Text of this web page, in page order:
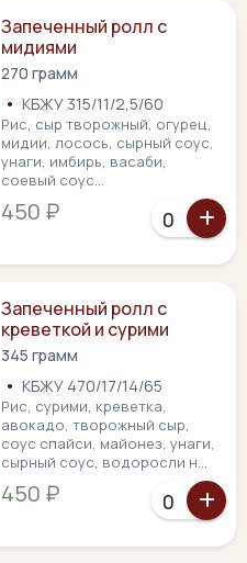
Запеченный ролл с
мидиями
270 грамм
• КБЖУ 315/11/2,5/60
Рис, сыр творожный, огурец,
мидии, лосось, сырный соус,
унаги, имбирь, васаби,
соевый соус...
450 ₽
Запеченный ролл с
креветкой и сурими
345 грамм
• КБЖУ 470/17/14/65
Рис, сурими, креветка,
авокадо, творожный сыр,
соус спайси, майонез, унаги,
сырный соус, водоросли н...
450 ₽